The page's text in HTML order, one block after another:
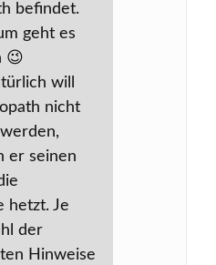
befindet.
geht es
😉
will
nicht
er seinen
hetzt. Je
der
Hinweise